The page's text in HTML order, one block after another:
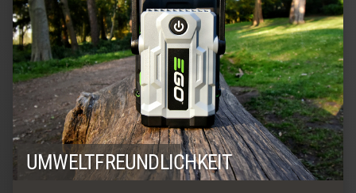
UMWELTFREUNDLICHKEIT